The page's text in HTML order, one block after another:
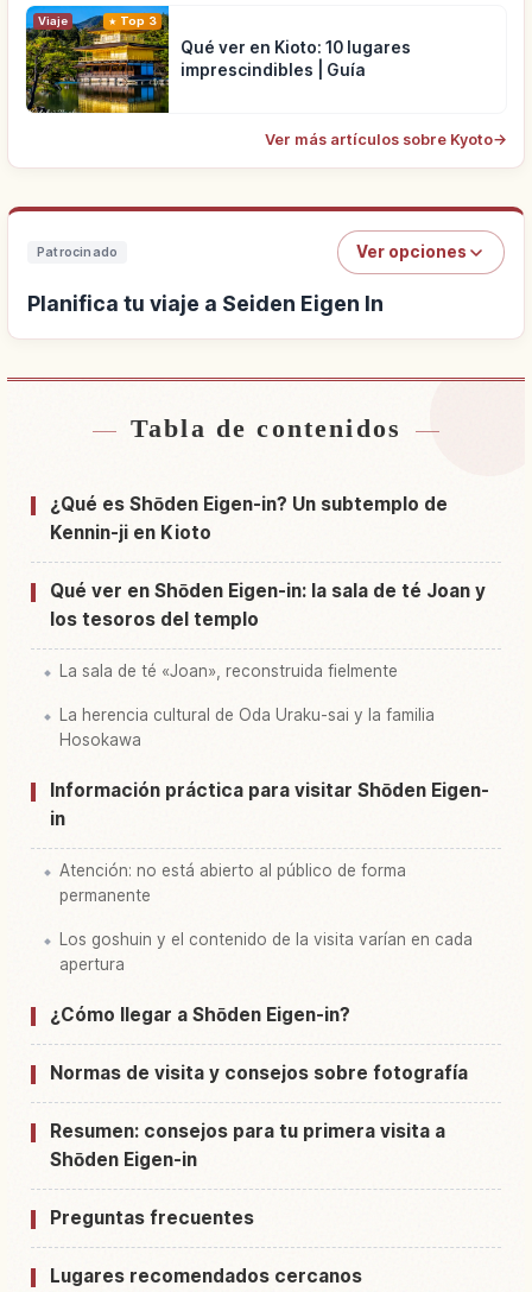
Viaje Top 3
Qué ver en Kioto: 10 lugares
imprescindibles | Guía
Ver más artículos sobre Kyoto→
Patrocinado Ver opciones
Planifica tu viaje a Seiden Eigen In
Buscar alojamiento cerca de Seiden Eigen In
Buscar experiencias en Seiden Eigen In↗
Tabla de contenidos
¿Qué es Shōden Eigen-in? Un subtemplo de
Kennin-ji en Kioto
Qué ver en Shōden Eigen-in: la sala de té Joan y
los tesoros del templo
La sala de té «Joan», reconstruida fielmente
La herencia cultural de Oda Uraku-sai y la familia
Hosokawa
Información práctica para visitar Shōden Eigen-
in
Atención: no está abierto al público de forma
permanente
Los goshuin y el contenido de la visita varían en cada
apertura
¿Cómo llegar a Shōden Eigen-in?
Normas de visita y consejos sobre fotografía
Resumen: consejos para tu primera visita a
Shōden Eigen-in
Preguntas frecuentes
Lugares recomendados cercanos